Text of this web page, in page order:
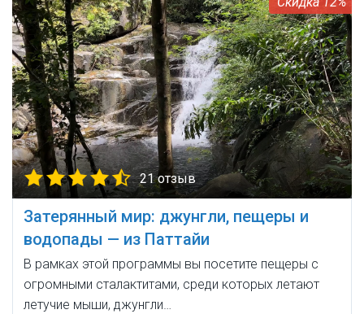
21 отзыв
Затерянный мир: джунгли, пещеры и
водопады — из Паттайи
В рамках этой программы вы посетите пещеры с
огромными сталактитами, среди которых летают
летучие мыши, джунгли…